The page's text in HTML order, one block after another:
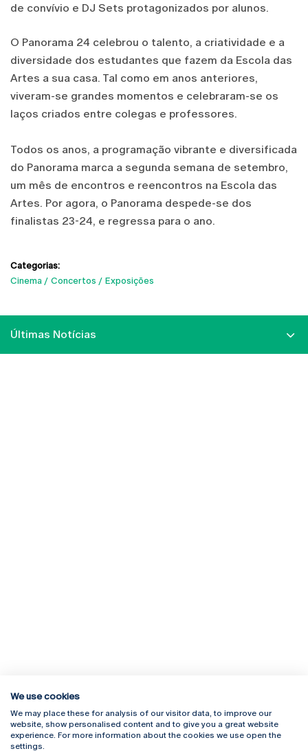
de convívio e DJ Sets protagonizados por alunos.
O Panorama 24 celebrou o talento, a criatividade e a
diversidade dos estudantes que fazem da Escola das
Artes a sua casa. Tal como em anos anteriores,
viveram-se grandes momentos e celebraram-se os
laços criados entre colegas e professores.
Todos os anos, a programação vibrante e diversificada
do Panorama marca a segunda semana de setembro,
um mês de encontros e reencontros na Escola das
Artes. Por agora, o Panorama despede-se dos
finalistas 23-24, e regressa para o ano.
Categorias:
Cinema
Concertos Exposições
Últimas Notícias
Rua Diogo Botelho 1327
4169-005 Porto
+351 226 196 240
Campus Online
Webmail
We use cookies
We may place these for analysis of our visitor data, to improve our
website, show personalised content and to give you a great website
experience. For more information about the cookies we use open the
settings.